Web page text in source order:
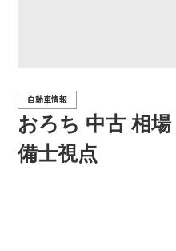
おろち 中古 相
備士視点
自動車情報